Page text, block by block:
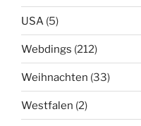
USA (5)
Webdings (212)
Weihnachten (33)
Westfalen (2)